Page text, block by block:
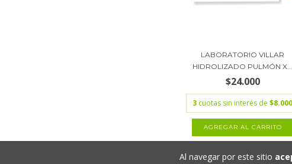
Al navegar por este sitio
LABORATORIO VILLAR
HIDROLIZADO PULMÓN X...
$24.000
3 cuotas sin interés de$8.000